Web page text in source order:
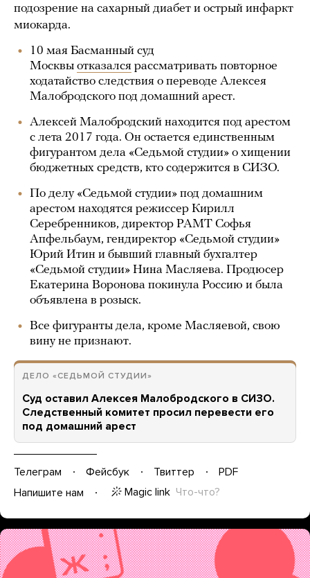
подозрение на сахарный диабет и острый инфаркт
миокарда.
10 мая Басманный суд
Москвы отказался рассматривать повторное
ходатайство следствия о переводе Алексея
Малобродского под домашний арест.
Алексей Малобродский находится под арестом
с лета 2017 года. Он остается единственным
фигурантом дела «Седьмой студии» о хищении
бюджетных средств, кто содержится в СИЗО.
По делу «Седьмой студии» под домашним
арестом находятся режиссер Кирилл
Серебренников, директор РАМТ Софья
Апфельбаум, гендиректор «Седьмой студии»
Юрий Итин и бывший главный бухгалтер
«Седьмой студии» Нина Масляева. Продюсер
Екатерина Воронова покинула Россию и была
объявлена в розыск.
Все фигуранты дела, кроме Масляевой, свою
вину не признают.
ДЕЛО «СЕДЬМОЙ СТУДИИ»
Суд оставил Алексея Малобродского в СИЗО.
Следственный комитет просил перевести его
под домашний арест
Телеграм Фейсбук Твиттер
PDF
Напишите нам
Magic link Что-что?